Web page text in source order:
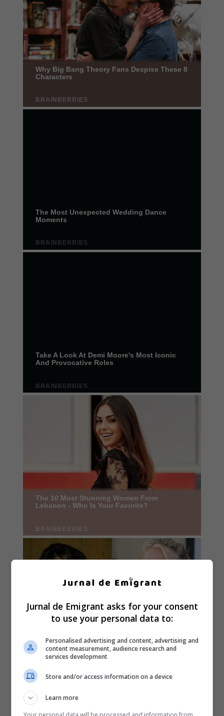
Jurnal de Emigrant asks for your consent
to use your personal data to:
Personalised advertising and content, advertising and
content measurement, audience research and
services development
Store and/or access information on a device
Learn more